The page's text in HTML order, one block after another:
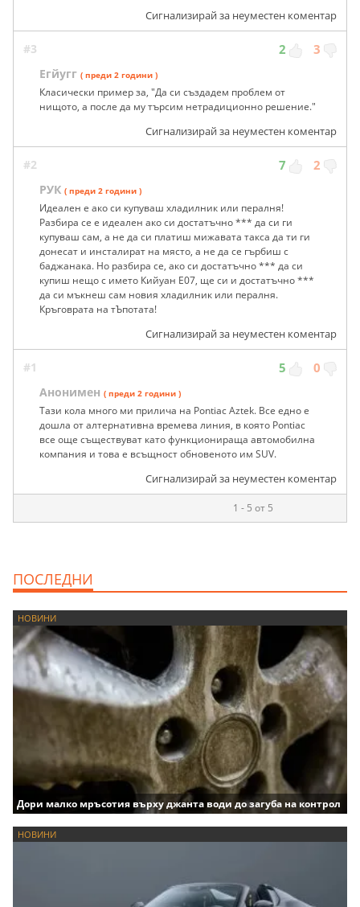
Сигнализирай за неуместен коментар
#3 2 3
Егйугг ( преди 2 години )
Класически пример за, "Да си създадем проблем от
нищото, а после да му търсим нетрадиционно решение."
Сигнализирай за неуместен коментар
#2 7 2
РУК ( преди 2 години )
Идеален е ако си купуваш хладилник или пералня!
Разбира се е идеален ако си достатъчно *** да си ги
купуваш сам, а не да си платиш мижавата такса да ти ги
донесат и инсталират на място, а не да се гърбиш с
баджанака. Но разбира се, ако си достатъчно *** да си
купиш нещо с името Кийуан Е07, ще си и достатъчно ***
да си мъкнеш сам новия хладилник или пералня.
Кръговрата на тЪпотата!
Сигнализирай за неуместен коментар
#1 5 0
Анонимен ( преди 2 години )
Тази кола много ми прилича на Pontiac Aztek. Все едно е
дошла от алтернативна времева линия, в която Pontiac
все още съществуват като функционираща автомобилна
компания и това е всъщност обновеното им SUV.
Сигнализирай за неуместен коментар
1 - 5 от 5
ПОСЛЕДНИ
НОВИНИ
Дори малко мръсотия върху джанта води до загуба на контрол
НОВИНИ